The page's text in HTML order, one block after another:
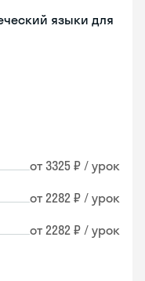
языки для
от 3325 ₽ / урок
от 2282 ₽ / урок
от 2282 ₽ / урок